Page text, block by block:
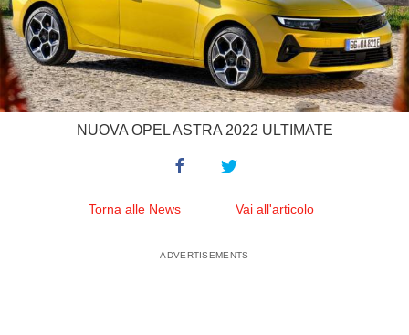
NUOVA OPEL ASTRA 2022 ULTIMATE
Torna alle News Vai all'articolo